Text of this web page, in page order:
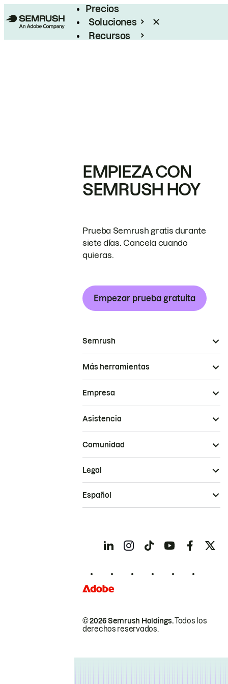
Precios
Soluciones
Recursos
EMPIEZA CON
SEMRUSH HOY
Prueba Semrush gratis durante
siete días. Cancela cuando
quieras.
Empezar prueba gratuita
Semrush
Más herramientas
Empresa
Asistencia
Comunidad
© 2026 Semrush Holdings.Todos los
derechos reservados.
Legal
Español